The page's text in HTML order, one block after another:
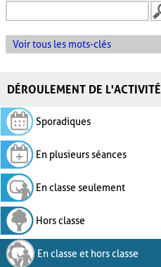
Voir tous les mots-clés
DÉROULEMENT DE L'ACTIVITÉ
Sporadiques
En plusieurs séances
En classe seulement
Hors classe
En classe et hors classe